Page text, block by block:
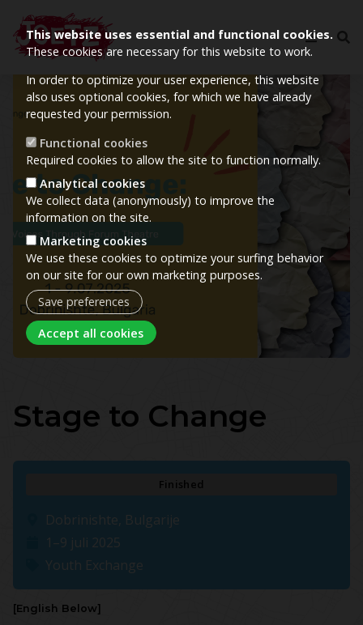
This website uses essential and functional cookies.
These cookies are necessary for this website to work.
In order to optimize your user experience, this website
also uses optional cookies, for which we have already
requested your permission.
Functional cookies
Required cookies to allow the site to function normally.
Analytical cookies
We collect data (anonymously) to improve the
information on the site.
Marketing cookies
We use these cookies to optimize your surfing behavior
on our site for our own marketing purposes.
Save preferences
Accept all cookies
Image
Stage to Change
Finished
Dobrinishte, Bulgarije
1–9 juli 2025
Youth Exchange
[English Below]